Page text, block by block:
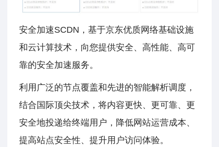
安全加速SCDN，基于京东优质网络基础设施
和云计算技术，向您提供安全、高性能、高可
靠的安全加速服务。
利用广泛的节点覆盖和先进的智能解析调度，
结合国际顶尖技术，将内容更快、更可靠、更
安全地投递给终端用户，降低网站运营成本、
提高站点安全性、提升用户访问体验。